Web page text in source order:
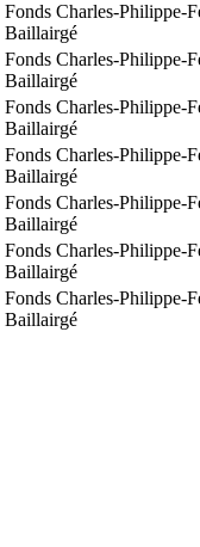
Fonds Charles-Philippe-
Baillairgé
Fonds Charles-Philippe-
Baillairgé
Fonds Charles-Philippe-
Baillairgé
Fonds Charles-Philippe-
Baillairgé
Fonds Charles-Philippe-
Baillairgé
Fonds Charles-Philippe-
Baillairgé
Fonds Charles-Philippe-
Baillairgé